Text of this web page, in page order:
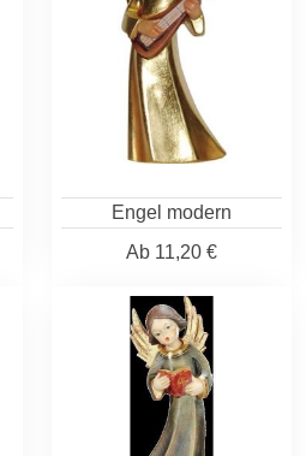
Engel modern
Ab 11,20 €